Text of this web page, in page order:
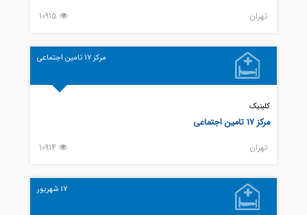
تهران 10915
مرکز 17 تامین اجتماعی
کلینیک
مرکز 17 تامین اجتماعی
تهران 10914
17 شهریور